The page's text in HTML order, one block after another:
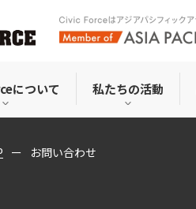
について 私たちの活動
お問い合わせ